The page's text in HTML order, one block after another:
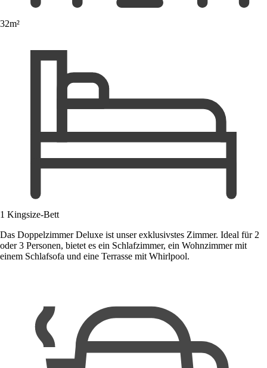
32m²
1 Kingsize-Bett
Das Doppelzimmer Deluxe ist unser exklusivstes Zimmer. Ideal für 2
oder 3 Personen, bietet es ein Schlafzimmer, ein Wohnzimmer mit
einem Schlafsofa und eine Terrasse mit Whirlpool.